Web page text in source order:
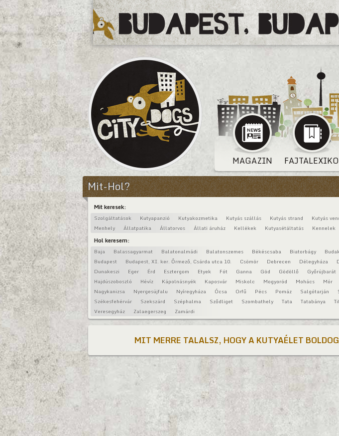
CityDogs
MAGAZIN
Mit-Hol?
Mit keresek:
Szolgáltatások Kutyapanzió Kutyakozmetika Kutyás szállás Kutyás strand Kutyás
Menhely
Állatpatika Állatorvos Állati áruház Kellékek Kutyasétáltatás Kennelek
Hol keresem:
Baja Balassagyarmat Balatonalmádi Balatonszemes Békéscsaba Biatorbágy
Budapest
Budapest, XI. ker. Őrmező, Csárda utca 10. Csömör Debrecen Délegyháza
Dunakeszi
Eger Érd Esztergom Etyek Fót Ganna Göd Gödöllő Győrújbarát
Hajdúszoboszló
Hévíz Kápolnásnyék Kaposvár Miskolc Mogyoród Mohács Mór
Nagykanizsa
Nyergesújfalu Nyíregyháza Ócsa Orfű Pécs Pomáz Salgótarján
Székesfehérvár
Szekszárd Széphalma Sződliget Szombathely Tata Tatabánya
Veresegyház
Zalaegerszeg Zamárdi
MIT MERRE TALALSZ, HOGY A KUTYAÉLET